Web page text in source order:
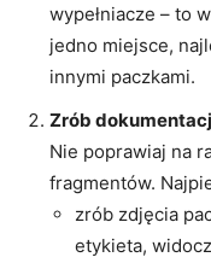
wypełniacze – to
jedno miejsce,
innymi paczkami.
Zrób
Nie poprawiaj na
fragmentów.
zrób zdjęcia
etykieta,